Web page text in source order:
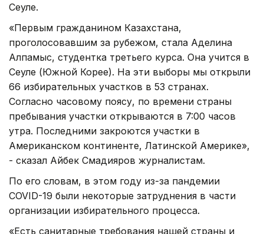
Сеуле.
«Первым гражданином Казахстана,
проголосовавшим за рубежом, стала Аделина
Алпамыс, студентка третьего курса. Она учится в
Сеуле (Южной Корее). На эти выборы мы открыли
66 избирательных участков в 53 странах.
Согласно часовому поясу, по времени страны
пребывания участки открываются в 7:00 часов
утра. Последними закроются участки в
Американском континенте, Латинской Америке»,
- сказал Айбек Смадияров журналистам.
По его словам, в этом году из-за пандемии
COVID-19 были некоторые затруднения в части
организации избирательного процесса.
«Есть санитарные требования нашей страны и